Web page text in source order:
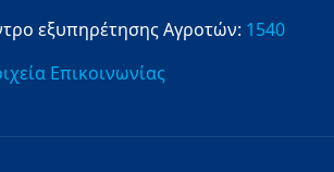
εξυπηρέτησης Αγροτών: 1540
Επικοινωνίας